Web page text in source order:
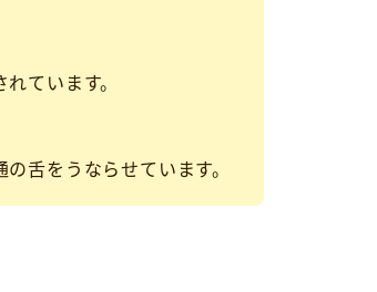
ています。
舌をうならせています。